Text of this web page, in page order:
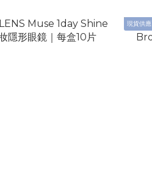
現貨供應